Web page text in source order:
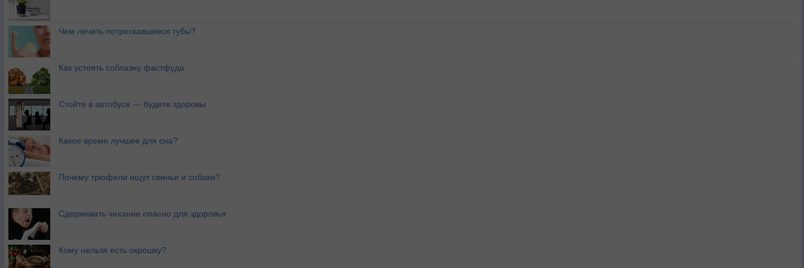
Чем лечить потрескавшиеся губы?
Как устоять соблазну фастфуда
Стойте в автобусе — будете здоровы
Какое время лучшее для сна?
Почему трюфели ищут свиньи и собаки?
Сдерживать чихание опасно для здоровья
Кому нельзя есть окрошку?